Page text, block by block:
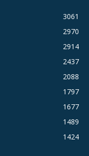
3061
2970
2914
2437
2088
1797
1677
1489
1424